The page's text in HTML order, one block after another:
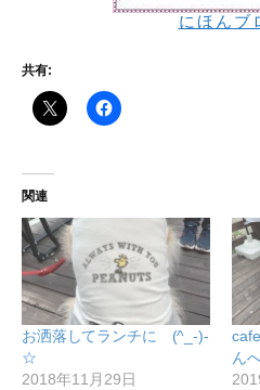
にほんブ
共有:
関連
お洒落してランチに (^_-)-
☆
2018年11月29日
ん